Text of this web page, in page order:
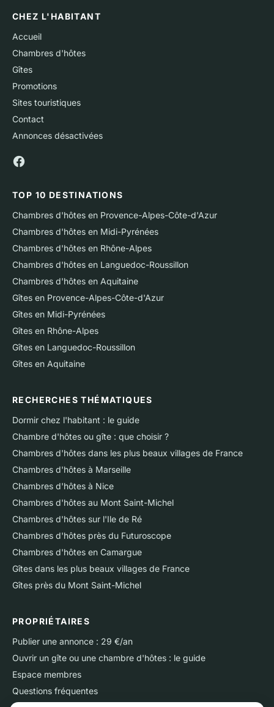
CHEZ L'HABITANT
Accueil
Chambres d'hôtes
Gîtes
Promotions
Sites touristiques
Contact
Annonces désactivées
TOP 10 DESTINATIONS
Chambres d'hôtes en Provence-Alpes-Côte-d'Azur
Chambres d'hôtes en Midi-Pyrénées
Chambres d'hôtes en Rhône-Alpes
Chambres d'hôtes en Languedoc-Roussillon
Chambres d'hôtes en Aquitaine
Gîtes en Provence-Alpes-Côte-d'Azur
Gîtes en Midi-Pyrénées
Gîtes en Rhône-Alpes
Gîtes en Languedoc-Roussillon
Gîtes en Aquitaine
RECHERCHES THÉMATIQUES
Dormir chez l'habitant : le guide
Chambre d'hôtes ou gîte : que choisir ?
Chambres d'hôtes dans les plus beaux villages de France
Chambres d'hôtes à Marseille
Chambres d'hôtes à Nice
Chambres d'hôtes au Mont Saint-Michel
Chambres d'hôtes sur l'Ile de Ré
Chambres d'hôtes près du Futuroscope
Chambres d'hôtes en Camargue
Gîtes dans les plus beaux villages de France
Gîtes près du Mont Saint-Michel
PROPRIÉTAIRES
Publier une annonce : 29 €/an
Ouvrir un gîte ou une chambre d'hôtes : le guide
Espace membres
Questions fréquentes